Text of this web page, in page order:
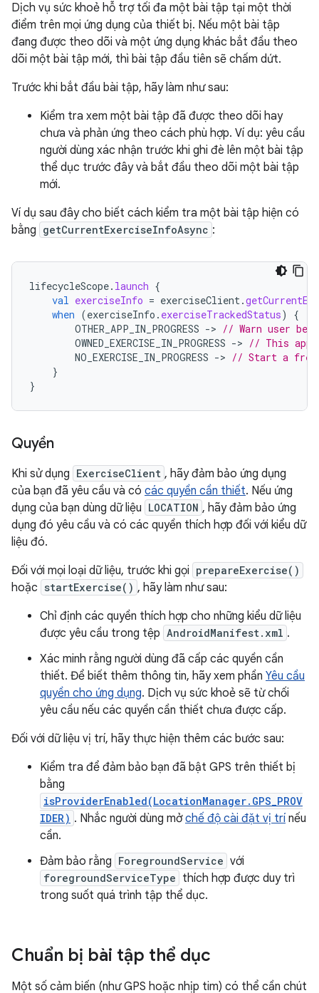
Dịch vụ sức khoẻ hỗ trợ tối đa một bài tập tại một thời
điểm trên mọi ứng dụng của thiết bị. Nếu một bài tập
đang được theo dõi và một ứng dụng khác bắt đầu theo
dõi một bài tập mới, thì bài tập đầu tiên sẽ chấm dứt.
Trước khi bắt đầu bài tập, hãy làm như sau:
Kiểm tra xem một bài tập đã được theo dõi hay
chưa và phản ứng theo cách phù hợp. Ví dụ: yêu cầu
người dùng xác nhận trước khi ghi đè lên một bài tập
thể dục trước đây và bắt đầu theo dõi một bài tập
mới.
Ví dụ sau đây cho biết cách kiểm tra một bài tập hiện có
bằng getCurrentExerciseInfoAsync :
lifecycleScope. launch {
val exerciseInfo = exerciseClient.
when (exerciseInfo . exerciseTrackedStatus)
{
OTHER_APP_IN_PROGRESS -> // Warn user
OWNED_EXERCISE_IN_PROGRESS -> // This app
NO_EXERCISE_IN_PROGRESS -> // Start a
}
}
Quyền
Khi sử dụng ExerciseClient , hãy đảm bảo ứng dụng
của bạn đã yêu cầu và có các quyền cần thiết. Nếu ứng
dụng của bạn dùng dữ liệu LOCATION , hãy đảm bảo ứng
dụng đó yêu cầu và có các quyền thích hợp đối với kiểu dữ
liệu đó.
Đối với mọi loại dữ liệu, trước khi gọi prepareExercise()
hoặc startExercise() , hãy làm như sau:
Chỉ định các quyền thích hợp cho những kiểu dữ liệu
được yêu cầu trong tệp AndroidManifest.xml .
Xác minh rằng người dùng đã cấp các quyền cần
thiết. Để biết thêm thông tin, hãy xem phần Yêu cầu
quyền cho ứng dụng. Dịch vụ sức khoẻ sẽ từ chối
yêu cầu nếu các quyền cần thiết chưa được cấp.
Đối với dữ liệu vị trí, hãy thực hiện thêm các bước sau:
Kiểm tra để đảm bảo bạn đã bật GPS trên thiết bị
bằng
isProviderEnabled(LocationManager.GPS_PROV
IDER) . Nhắc người dùng mởchế độ cài đặt vị trí nếu
cần.
Đảm bảo rằng ForegroundService với
foregroundServiceType thích hợp được duy trì
trong suốt quá trình tập thể dục.
Chuẩn bị bài tập thể dục
Một số cảm biến (như GPS hoặc nhịp tim) có thể cần chút